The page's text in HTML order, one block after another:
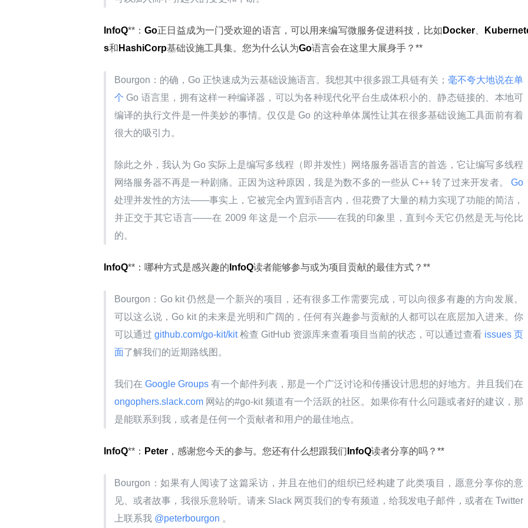
InfoQ**：Go正日益成为一门受欢迎的语言，可以用来编写微服务促进科技，比如 Docker、
s和 HashiCorp基础设施工具集。您为什么认为Go语言会在这里大展身手？**
Bourgon：的确，Go 正快速成为云基础设施语言。我想其中很多跟工具链有关； 毫不夸大地说在单
个 Go 语言里，拥有这样一种编译器，可以为各种现代化平台生成体积小的、静态链接的、本地可
编译的执行文件是一件美妙的事情。仅仅是 Go 的这种单体属性让其在很多基础设施工具面前有着
很大的吸引力。
除此之外，我认为 Go 实际上是编写多线程（即并发性）网络服务器语言的首选，它让编写多线程
网络服务器不再是一种剧痛。正因为这种原因，我是为数不多的一些从 C++ 转了过来开发者。
处理并发性的方法——事实上，它被完全内置到语言内，但花费了大量的精力实现了功能的简洁，
并正交于其它语言——在 2009 年这是一个启示——在我的印象里，直到今天它仍然是无与伦比
的。
InfoQ**：哪种方式是感兴趣的 InfoQ读者能够参与或为项目贡献的最佳方式？**
Bourgon：Go kit 仍然是一个新兴的项目，还有很多工作需要完成，可以向很多有趣的方向发展。
可以这么说，Go kit 的未来是光明和广阔的，任何有兴趣参与贡献的人都可以在底层加入进来。你
可以通过 github.com/go-kit/kit 检查 GitHub 资源库来查看项目当前的状态，可以通过查看 issues 页
面了解我们的近期路线图。
我们在 Google Groups 有一个邮件列表，那是一个广泛讨论和传播设计思想的好地方。并且我们在
ongophers.slack.com 网站的#go-kit 频道有一个活跃的社区。如果你有什么问题或者好的建议，那
是能联系到我，或者是任何一个贡献者和用户的最佳地点。
InfoQ**： Peter ，感谢您今天的参与。您还有什么想跟我们 InfoQ读者分享的吗？**
Bourgon：如果有人阅读了这篇采访，并且在他们的组织已经构建了此类项目，愿意分享你的意
见、或者故事，我很乐意聆听。请来 Slack 网页我们的专有频道，给我发电子邮件，或者在 Twitter
上联系我 @peterbourgon 。